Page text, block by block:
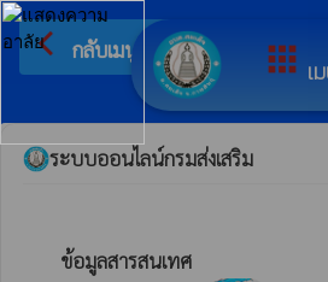
apps เ
arrow_back_ios กลับเมนูหลัก
ระบบออนไลน์กรมส่งเสริม
ข้อมูลสารสนเทศ